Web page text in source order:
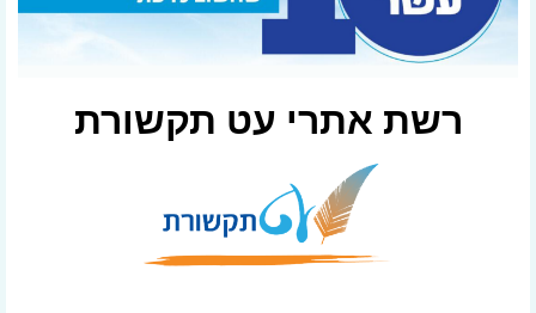
רשת אתרי עט תקשורת